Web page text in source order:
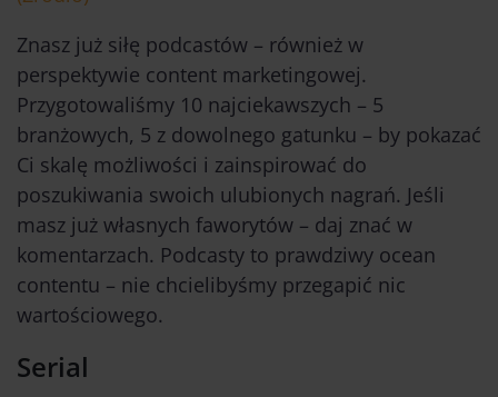
Znasz już siłę podcastów – również w
perspektywie content marketingowej.
Przygotowaliśmy 10 najciekawszych – 5
branżowych, 5 z dowolnego gatunku – by pokazać
Ci skalę możliwości i zainspirować do
poszukiwania swoich ulubionych nagrań. Jeśli
masz już własnych faworytów – daj znać w
komentarzach. Podcasty to prawdziwy ocean
contentu – nie chcielibyśmy przegapić nic
wartościowego.
Serial